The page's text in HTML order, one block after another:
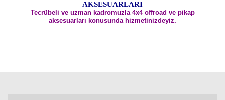
AKSESUARLARI
Tecrübeli ve uzman kadromuzla 4x4 offroad ve pikap
aksesuarları konusunda hizmetinizdeyiz.